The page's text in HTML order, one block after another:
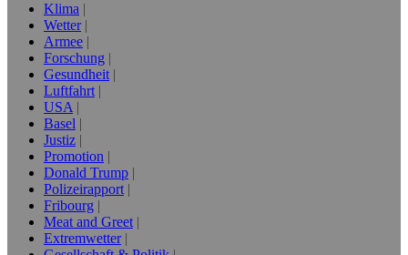
Klima
Wetter
Armee
Forschung
Gesundheit
Luftfahrt
USA
Basel
Justiz
Promotion
Donald Trump
Polizeirapport
Fribourg
Meat and Greet
Extremwetter